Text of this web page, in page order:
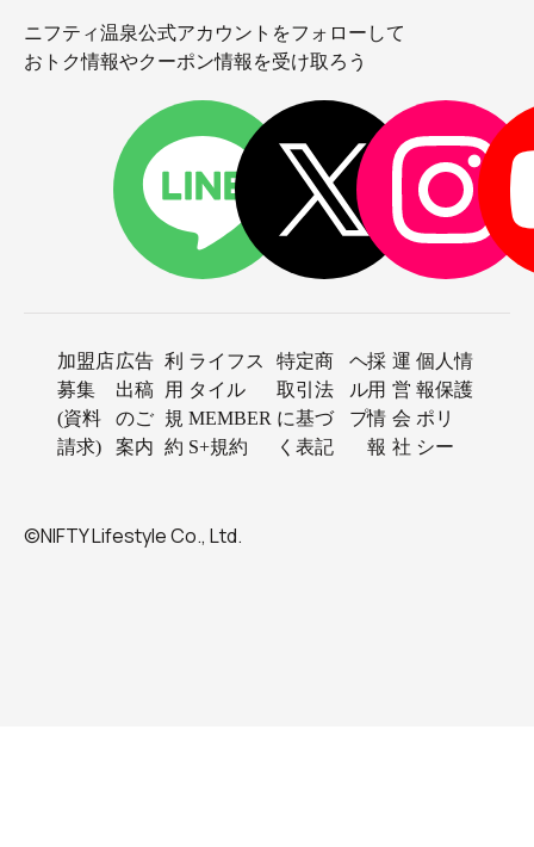
ニフティ温泉公式アカウントをフォローして
おトク情報やクーポン情報を受け取ろう
加盟店
募集
(資料
請求)
広告
出稿
のご
案内
利
用
規
約
ライフス
タイル
MEMBER
S+規約
特定商
取引法
に基づ
く表記
ヘ
ル
プ
採
用
情
報
運
営
会
社
個人情
報保護
ポリ
シー
©NIFTY Lifestyle Co., Ltd.